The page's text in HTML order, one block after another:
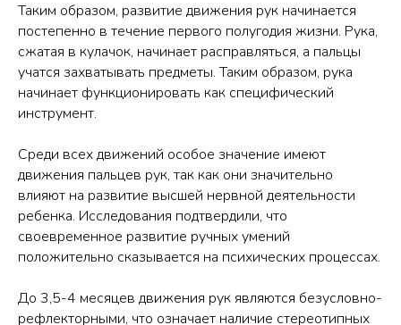
Таким образом, развитие движения рук начинается
постепенно в течение первого полугодия жизни. Рука,
сжатая в кулачок, начинает расправляться, а пальцы
учатся захватывать предметы. Таким образом, рука
начинает функционировать как специфический
инструмент.
Среди всех движений особое значение имеют
движения пальцев рук, так как они значительно
влияют на развитие высшей нервной деятельности
ребенка. Исследования подтвердили, что
своевременное развитие ручных умений
положительно сказывается на психических процессах.
До 3,5-4 месяцев движения рук являются безусловно-
рефлекторными, что означает наличие стереотипных